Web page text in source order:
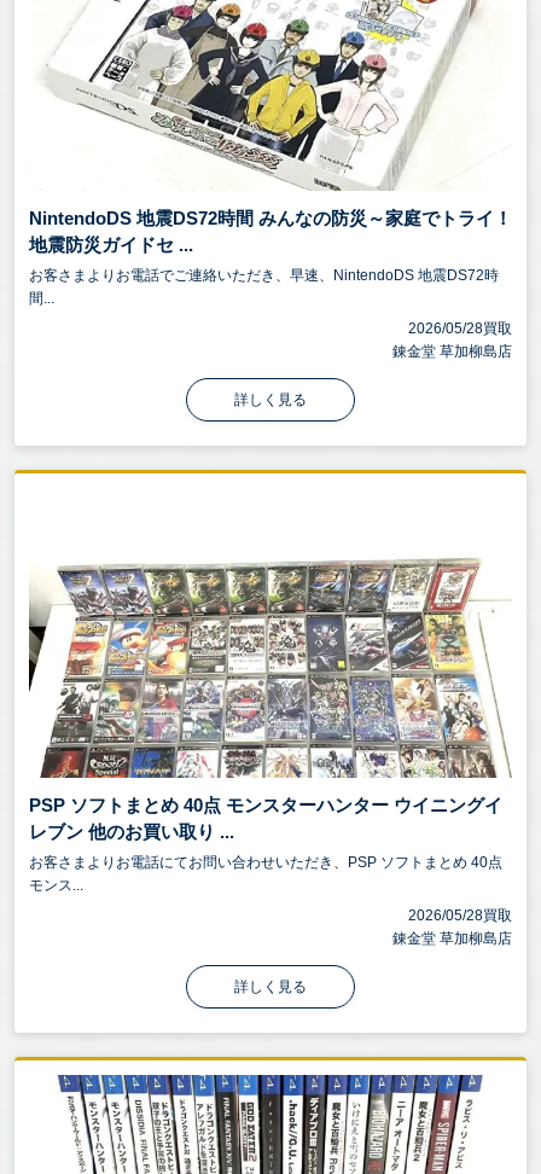
NintendoDS 地震DS72時間 みんなの防災～家庭でトライ！
地震防災ガイドセ ...
お客さまよりお電話でご連絡いただき、早速、NintendoDS 地震DS72時
間...
2026/05/28買取
錬金堂 草加柳島店
詳しく見る
PSP ソフトまとめ 40点 モンスターハンター ウイニングイ
レブン 他のお買い取り ...
お客さまよりお電話にてお問い合わせいただき、PSP ソフトまとめ 40点
モンス...
2026/05/28買取
錬金堂 草加柳島店
詳しく見る